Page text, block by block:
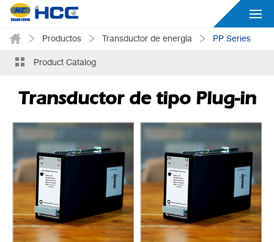
Productos Transductor de energía PP Series
Product Catalog
Transductor de tipo Plug-in